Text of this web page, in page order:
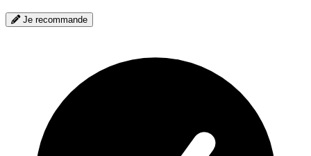
Je recommande